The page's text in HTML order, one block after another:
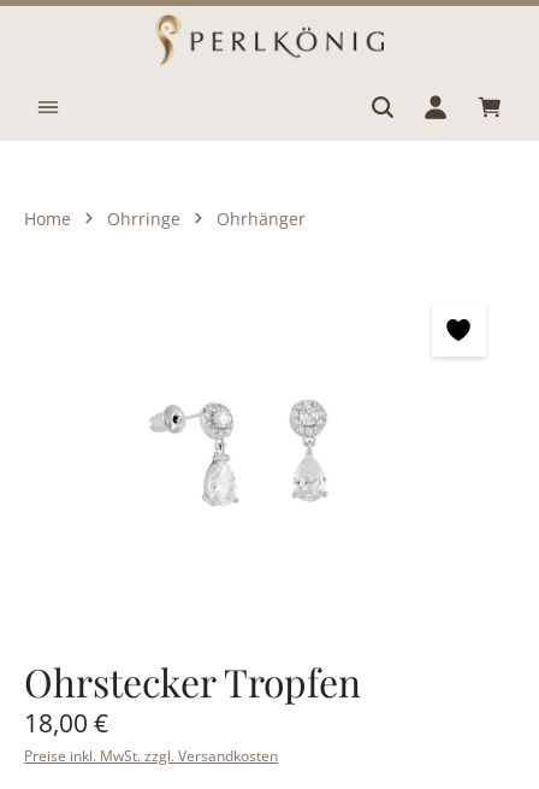
Zum Hauptinhalt springen
Home Ohrringe Ohrhänger
Ohrstecker Tropfen
Regulärer Preis:
18,00 €
Preise inkl. MwSt. zzgl. Versandkosten